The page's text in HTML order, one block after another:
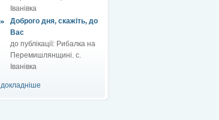
Іванівка
Доброго дня, скажіть, до
Вас
до публікації: Рибалка на
Перемишлянщині. с.
Іванівка
докладніше